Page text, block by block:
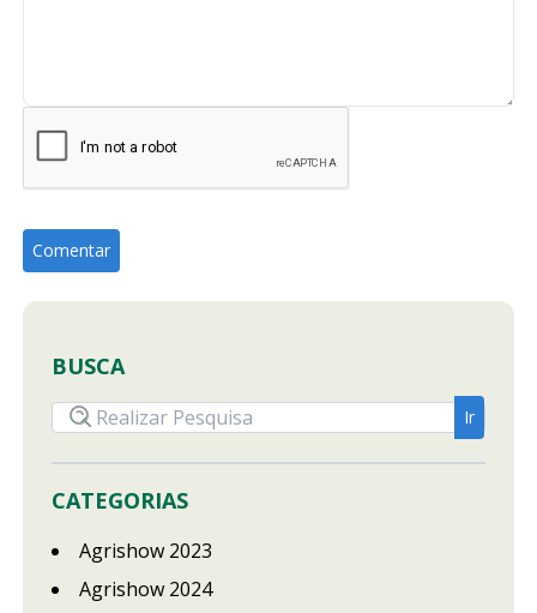
BUSCA
CATEGORIAS
Agrishow 2023
Agrishow 2024